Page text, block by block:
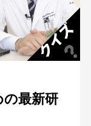
の最新研